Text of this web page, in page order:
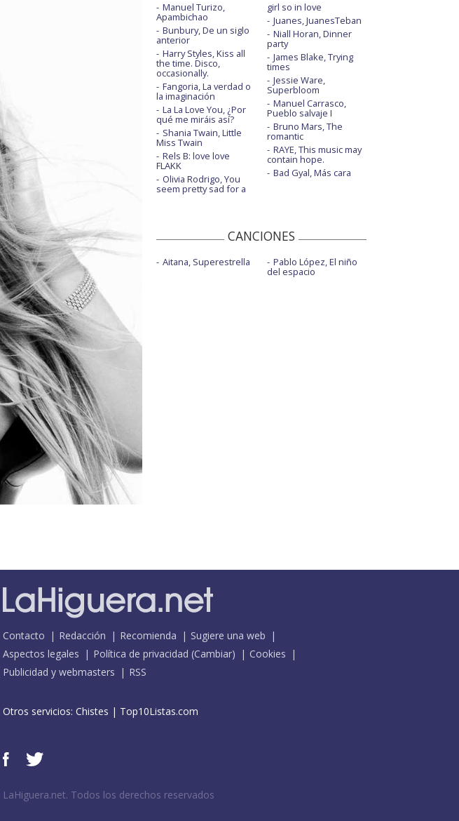
Manuel Turizo,
Apambichao
Bunbury, De un siglo
anterior
Harry Styles, Kiss all
the time. Disco,
occasionally.
Fangoria, La verdad o
la imaginación
La La Love You, ¿Por
qué me miráis así?
Shania Twain, Little
Miss Twain
Rels B: love love
FLAKK
Olivia Rodrigo, You
seem pretty sad for a
girl so in love
Juanes, JuanesTeban
Niall Horan, Dinner
party
James Blake, Trying
times
Jessie Ware,
Superbloom
Manuel Carrasco,
Pueblo salvaje I
Bruno Mars, The
romantic
RAYE, This music may
contain hope.
Bad Gyal, Más cara
CANCIONES
Aitana, Superestrella Pablo López, El niño
del espacio
Contacto Redacción Recomienda
Sugiere una web
Aspectos legales
Política de privacidad (Cambiar)
Cookies
Publicidad y webmasters
RSS
Otros servicios: Chistes | Top10Listas.com
LaHiguera.net. Todos los derechos reservados